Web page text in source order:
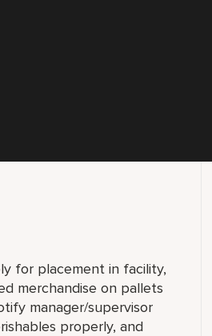
for placement in facility,
merchandise on pallets
manager/supervisor
properly, and